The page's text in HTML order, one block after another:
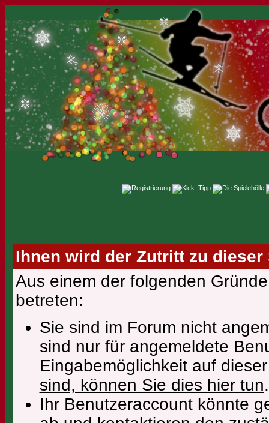
Ihnen wird der Zutritt zu dieser
Aus einem der folgenden
betreten:
Sie sind im Forum nicht
sind nur für angemeldete
Eingabemöglichkeit auf
sind, können Sie dies hier tun.
Ihr Benutzeraccount könnte